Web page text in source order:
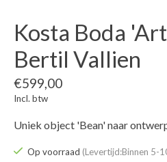
Kosta Boda
Bertil Vallien
€599,00
Incl. btw
Uniek object 'Bean' naar
Op voorraad (Levertijd:Binnen 5-